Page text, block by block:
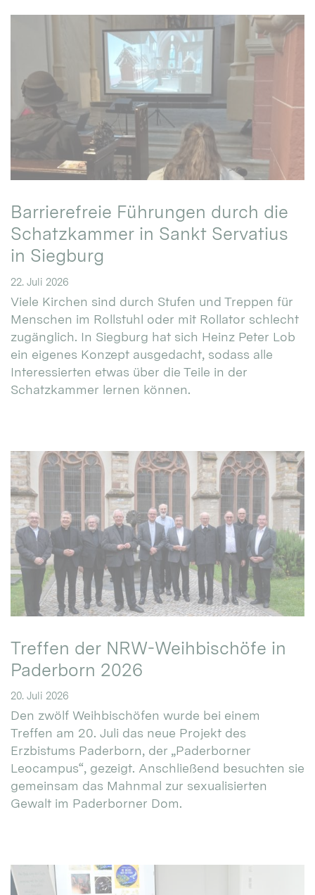
Barrierefreie Führungen durch die
Schatzkammer in Sankt Servatius
in Siegburg
22. Juli 2026
Viele Kirchen sind durch Stufen und Treppen für
Menschen im Rollstuhl oder mit Rollator schlecht
zugänglich. In Siegburg hat sich Heinz Peter Lob
ein eigenes Konzept ausgedacht, sodass alle
Interessierten etwas über die Teile in der
Schatzkammer lernen können.
Treffen der NRW-Weihbischöfe in
Paderborn 2026
20. Juli 2026
Den zwölf Weihbischöfen wurde bei einem
Treffen am 20. Juli das neue Projekt des
Erzbistums Paderborn, der „Paderborner
Leocampus“, gezeigt. Anschließend besuchten sie
gemeinsam das Mahnmal zur sexualisierten
Gewalt im Paderborner Dom.